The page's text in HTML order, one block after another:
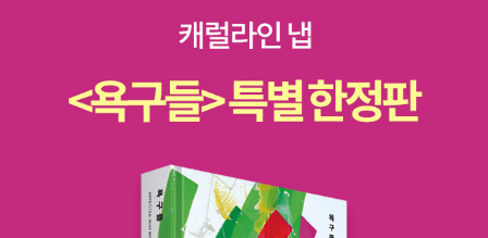
야기가 있어서 웃음이 나왔어요. '찰랑 찰랑~~~' 술잔 가득 따
트 잔에 술이 넘치도록 따른 장면은 진짜 부럽더라구요. 너무 좋
아~~~ 달밤님 생각났어요.^^ 와인매너에 위배되지만, 술 좋아
하면 이렇게 넘치도록 부어주면 너무 좋을것 같아요. 특히 한병이
아닌 한잔 시킬때는 진짜 조금 주면 막 화가나~~~^^ '와카코와
술'은 맛있는 술과 안주 뿐만 아니라 일본의 술 문화를 엿볼수 있
는데, 워낙 인기가 많아서인지 책 상태가 좋지 않아 결국 구
입. 중고책에서 구입한 품절된 도서 가격때문에 희망도서 신
청도 안되고, 미리보기도 없어서 고민하던차에 올컬러로 좋은 평
을 발견하고 큰맘먹고 구입 도서 정가제전에 구입하려다가 놓
리&맛에 관한책 기타 책들 올해 구입한
책들중에 읽고 정리한 책들 - 빨리 읽고 다 정리하면 좋겠어요.^^